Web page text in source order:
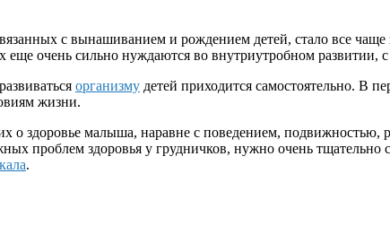
с вынашиванием и рождением детей, стало все
очень сильно нуждаются во внутриутробном развитии,
организму детей приходится самостоятельно. В
жизни.
о здоровье малыша, наравне с поведением, подвижностью,
проблем здоровья у грудничков, нужно очень тщательно
кала.